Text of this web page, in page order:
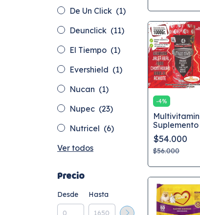
De Un Click (1)
Deunclick (11)
El Tiempo (1)
Evershield (1)
Nucan (1)
Nupec (23)
Nutricel (6)
Ver todos
Precio
Desde Hasta
-4%
Suplemento
Polvo, sabor
vainilla sin
azucar
$54.000
$56.000